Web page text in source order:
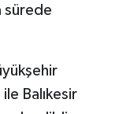
sürede
Balıkesir